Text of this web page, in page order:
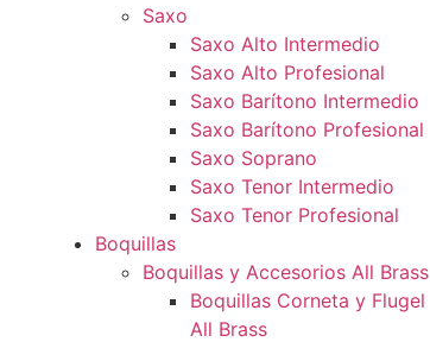
Saxo
Saxo Alto Intermedio
Saxo Alto Profesional
Saxo Barítono Intermedio
Saxo Barítono Profesional
Saxo Soprano
Saxo Tenor Intermedio
Saxo Tenor Profesional
Boquillas
Boquillas y Accesorios All Brass
Boquillas Corneta y Flugel
All Brass